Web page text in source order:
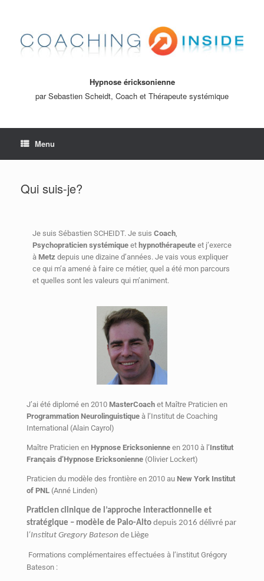
Hypnose éricksonienne
par Sebastien Scheidt, Coach et Thérapeute systémique
Menu
Qui suis-je?
Je suis Sébastien SCHEIDT. Je suis Coach
Psychopraticien systémique et hypnothérapeute et j’exerce
à Metz depuis une dizaine d’années. Je vais vous expliquer
ce qui m’a amené à faire ce métier, quel a été mon parcours
et quelles sont les valeurs qui m’animent.
J’ai été diplomé en 2010 MasterCoach et Maître Praticien en
Programmation Neurolinguistique à l’Institut de Coaching
International (Alain Cayrol)
Maître Praticien en Hypnose Ericksonienne en 2010 à l’Institut
Français d’Hypnose Ericksonienne (Olivier Lockert)
Praticien du modèle des frontière en 2010 au New York Institut
of PNL (Anné Linden)
Praticien clinique de l’approche interactionnelle et
stratégique – modèle de Palo-Alto depuis 2016 délivré par
‘Institut Gregory Bateson de Liège
Formations complémentaires effectuées à l’institut Grégory
Bateson :